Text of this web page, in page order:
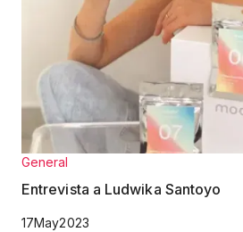
General
Entrevista a Ludwika Santoyo
17May2023